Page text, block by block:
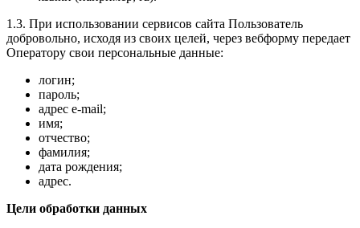
1.3. При использовании сервисов сайта Пользователь
добровольно, исходя из своих целей, через вебформу передает
Оператору свои персональные данные:
логин;
пароль;
адрес e-mail;
имя;
отчество;
фамилия;
дата рождения;
адрес.
Цели обработки данных